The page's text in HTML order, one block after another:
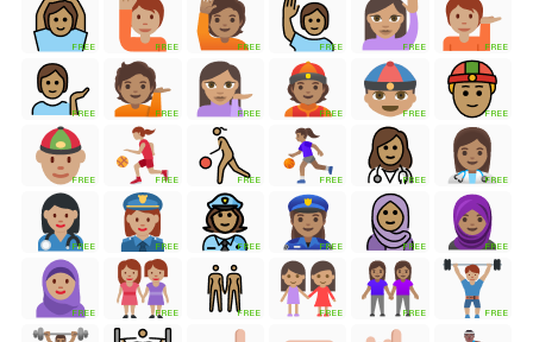
FREE FREE FREE FREE FREE FREE
FREE FREE FREE FREE FREE FREE
FREE FREE FREE FREE FREE FREE
FREE FREE FREE FREE FREE FREE
FREE FREE FREE FREE FREE FREE